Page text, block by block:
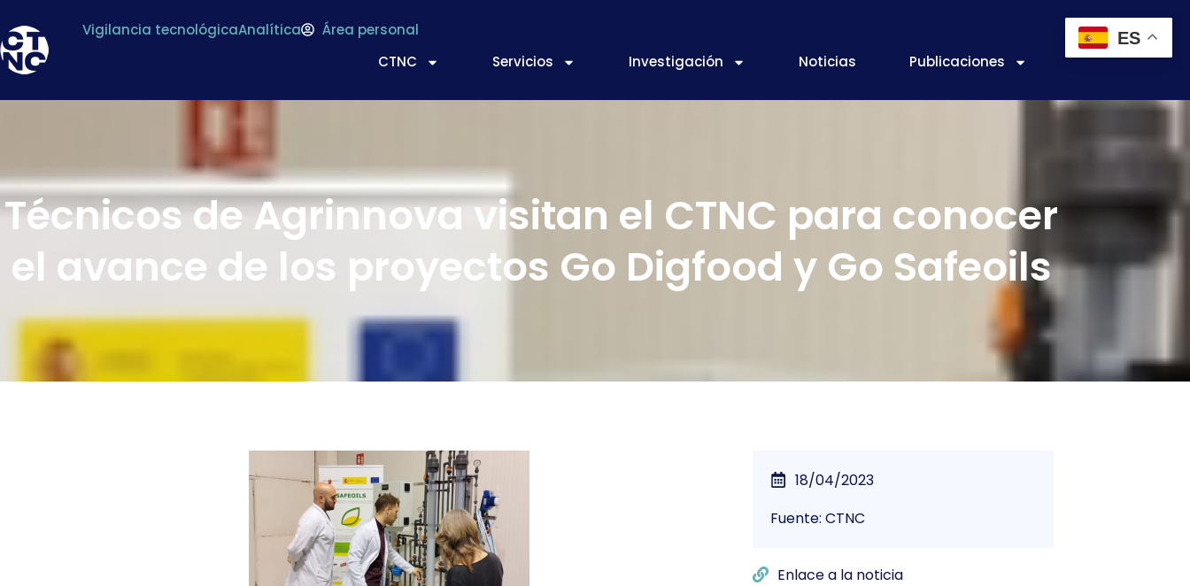
Vigilancia tecnológicaAnalítica
Área personal
CTNC
Servicios Investigación Noticias Publicaciones
Técnicos de Agrinnova visitan el CTNC para conocer
el avance de los proyectos Go Digfood y Go Safeoils
18/04/2023
Fuente: CTNC
Enlace a la noticia
ES